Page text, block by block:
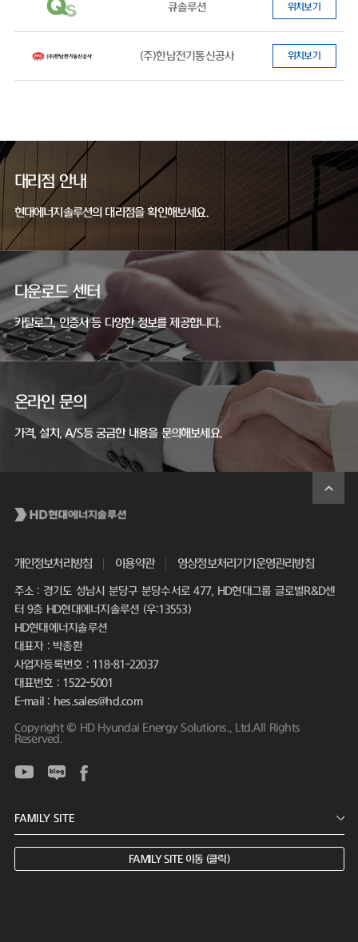
큐솔루션 위치보기
(주)한남전기통신공사 위치보기
대리점 안내
현대에너지솔루션의 대리점을 확인해보세요.
다운로드 센터
카탈로그, 인증서 등 다양한 정보를 제공합니다.
온라인 문의
가격, 설치, A/S등 궁금한 내용을 문의해보세요.
개인정보처리방침 이용약관 영상정보처리기기운영관리방침
주소 : 경기도 성남시 분당구 분당수서로 477, HD현대그룹 글로벌R&D센
터 9층 HD현대에너지솔루션 (우:13553)
HD현대에너지솔루션
대표자 : 박종환
사업자등록번호 : 118-81-22037
대표번호 : 1522-5001
E-mail : hes.sales@hd.com
Copyright © HD Hyundai Energy Solutions., Ltd.All Rights
Reserved.
FAMILY SITE 이동 (클릭)